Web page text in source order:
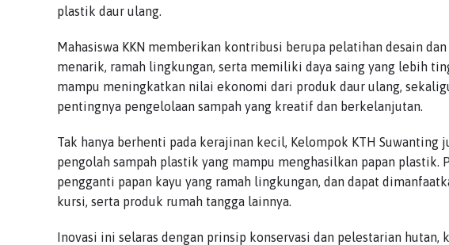
plastik daur ulang.
Mahasiswa KKN memberikan kontribusi berupa pelatihan desain
menarik, ramah lingkungan, serta memiliki daya saing yang lebih
mampu meningkatkan nilai ekonomi dari produk daur ulang,
pentingnya pengelolaan sampah yang kreatif dan berkelanjutan.
Tak hanya berhenti pada kerajinan kecil, Kelompok KTH Suwanting
pengolah sampah plastik yang mampu menghasilkan papan
pengganti papan kayu yang ramah lingkungan, dan dapat
kursi, serta produk rumah tangga lainnya.
Inovasi ini selaras dengan prinsip konservasi dan pelestarian hutan,